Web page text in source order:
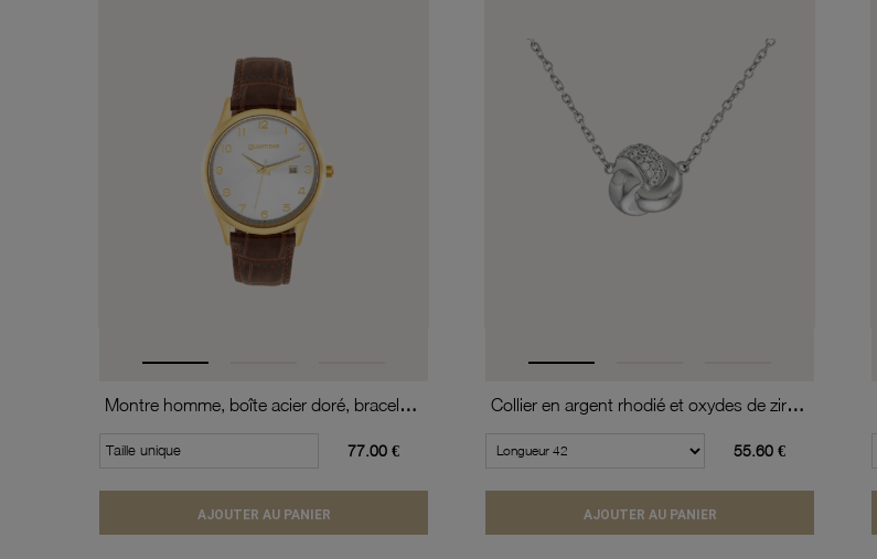
Montre homme, boîte acier doré, bracelet cuir de vache et verre minéral
Taille unique 77.00 €
AJOUTER AU PANIER
Collier en argent rhodié et oxydes de zirconium
55.60 €
AJOUTER AU PANIER